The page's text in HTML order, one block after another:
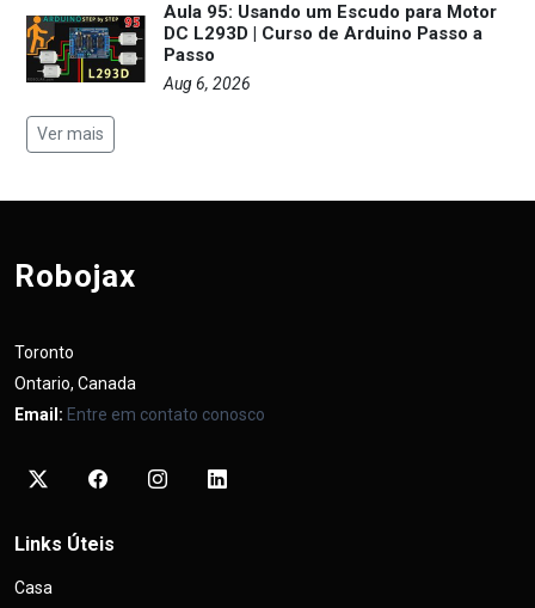
Aula 95: Usando um Escudo para Motor
DC L293D | Curso de Arduino Passo a
Passo
Aug 6, 2026
Ver mais
Robojax
Toronto
Ontario, Canada
Email: Entre em contato conosco
Links Úteis
Casa